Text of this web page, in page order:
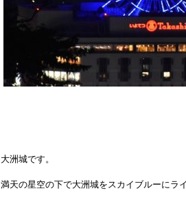
大洲城です。
満天の星空の下で大洲城をスカイブルーにラ